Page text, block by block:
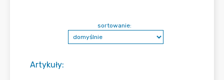
Artykuły:
sortowanie: